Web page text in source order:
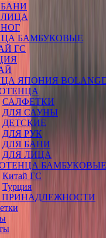
БАМБУКОВЫЕ
ГС
ЯПОНИЯ
САЛФЕТКИ
ДЛЯ САУНЫ
ДЕТСКИЕ
ДЛЯ РУК
ДЛЯ БАНИ
ДЛЯ ЛИЦА
БАМБУКОВЫЕ
Китай ГС
Турция
ПРИНАДЛЕЖНОСТИ